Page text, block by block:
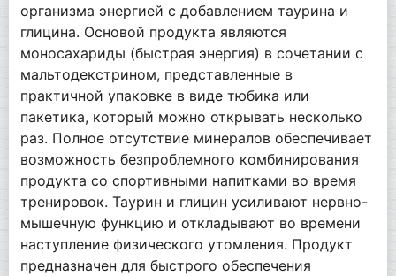
организма энергией с добавлением таурина и
глицина. Основой продукта являются
моносахариды (быстрая энергия) в сочетании с
мальтодекстрином, представленные в
практичной упаковке в виде тюбика или
пакетика, который можно открывать несколько
раз. Полное отсутствие минералов обеспечивает
возможность безпроблемного комбинирования
продукта со спортивными напитками во время
тренировок. Таурин и глицин усиливают нервно-
мышечную функцию и откладывают во времени
наступление физического утомления. Продукт
предназначен для быстрого обеспечения